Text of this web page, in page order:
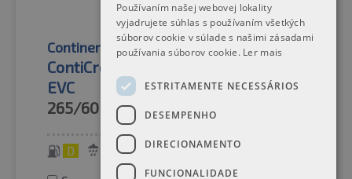
Continental Pneus de verão
ContiCrossContact H/T XL M+S FR
EVC
265/60R18114H
D 72 dB
Používaním našej webovej lokality
vyjadrujete súhlas s používaním všetkých
súborov cookie v súlade s našimi zásadami
používania súborov cookie. Ler mais
ESTRITAMENTE NECESSÁRIOS
DESEMPENHO
DIRECIONAMENTO
FUNCIONALIDADE